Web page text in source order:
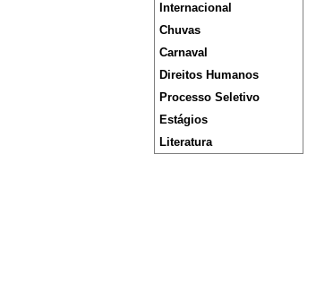
Internacional
Chuvas
Carnaval
Direitos Humanos
Processo Seletivo
Estágios
Literatura